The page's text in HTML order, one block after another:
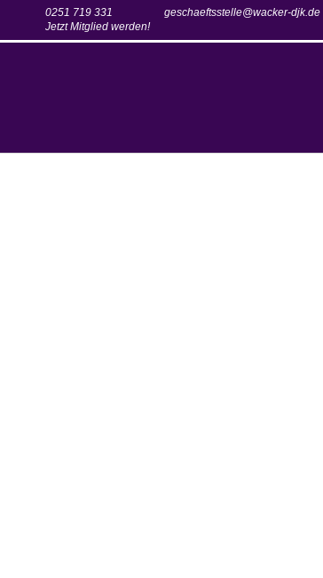
0251 719 331 geschaeftsstelle@wacker-djk.de
Jetzt Mitglied werden!